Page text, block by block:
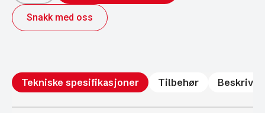
352
3-
akslet
antall
Snakk med oss
Tekniske spesifikasjoner Tilbehør